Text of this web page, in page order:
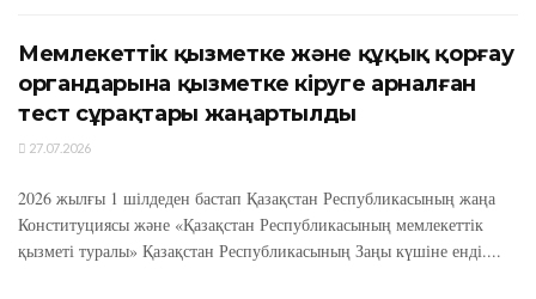
Мемлекеттік қызметке және құқық қорғау
органдарына қызметке кіруге арналған
тест сұрақтары жаңартылды
27.07.2026
2026 жылғы 1 шілдеден бастап Қазақстан Республикасының жаңа
Конституциясы және «Қазақстан Республикасының мемлекеттік
қызметі туралы» Қазақстан Республикасының Заңы күшіне енді....